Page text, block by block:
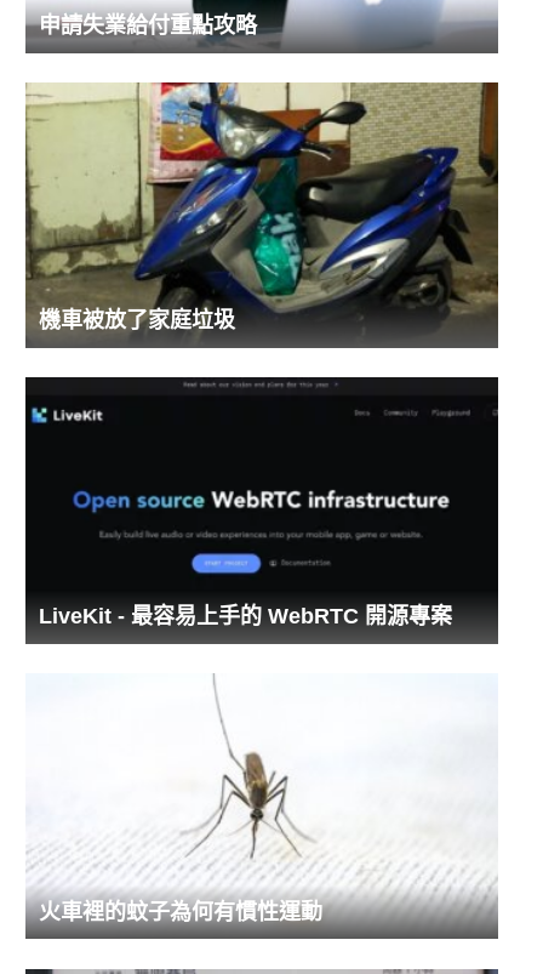
申請失業給付重點攻略
機車被放了家庭垃圾
LiveKit - 最容易上手的 WebRTC 開源專案
火車裡的蚊子為何有慣性運動